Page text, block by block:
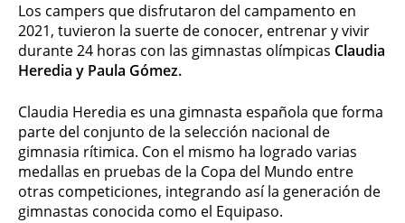
Los campers que disfrutaron del campamento en
2021, tuvieron la suerte de conocer, entrenar y vivir
durante 24 horas con las gimnastas olímpicas Claudia
Heredia y Paula Gómez.
Claudia Heredia es una gimnasta española que forma
parte del conjunto de la selección nacional de
gimnasia rítimica. Con el mismo ha logrado varias
medallas en pruebas de la Copa del Mundo entre
otras competiciones, integrando así la generación de
gimnastas conocida como el Equipaso.